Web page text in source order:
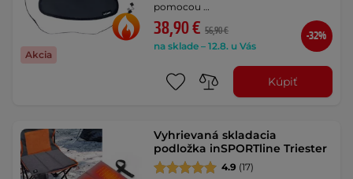
Akcia
pomocou …
38,90 € 56,90 €
na sklade – 12.8. u Vás
-32%
Kúpiť
Vyhrievaná skladacia
podložka inSPORTline Triester
4.9 (17)